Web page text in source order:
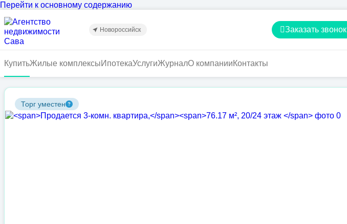
Перейти к основному содержанию
Новороссийск Заказать звонок
КупитьЖилые комплексыИпотекаУслугиЖурналО компанииКонтакты
Торг уместен